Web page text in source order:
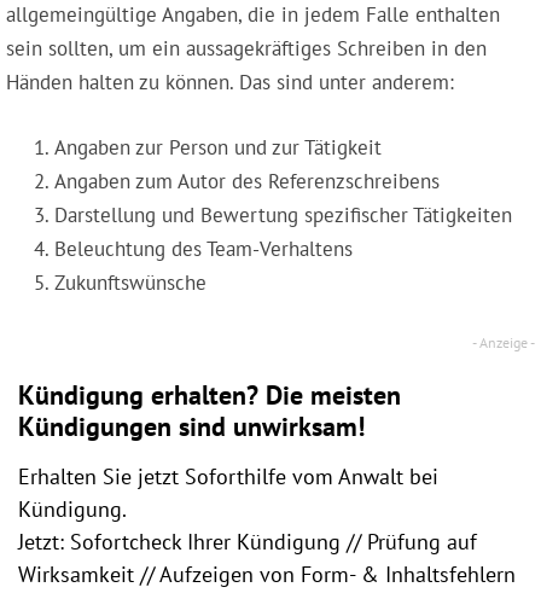
allgemeingültige Angaben, die in jedem Falle enthalten
sein sollten, um ein aussagekräftiges Schreiben in den
Händen halten zu können. Das sind unter anderem:
Angaben zur Person und zur Tätigkeit
Angaben zum Autor des Referenzschreibens
Darstellung und Bewertung spezifischer Tätigkeiten
Beleuchtung des Team-Verhaltens
Zukunftswünsche
Kündigung erhalten? Die meisten
Kündigungen sind unwirksam!
Erhalten Sie jetzt Soforthilfe vom Anwalt bei
Kündigung.
Jetzt: Sofortcheck Ihrer Kündigung // Prüfung auf
Wirksamkeit // Aufzeigen von Form- & Inhaltsfehlern